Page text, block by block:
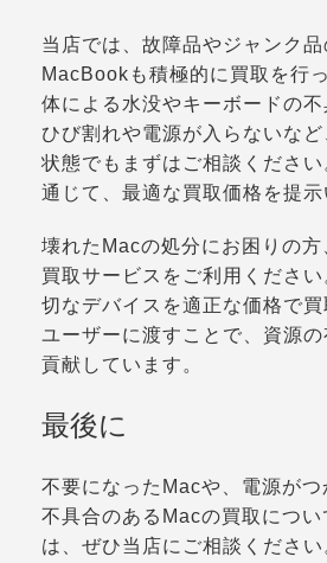
当店では、故障品やジャンク
MacBookも積極的に買取を行
体による水没やキーボードの
ひび割れや電源が入らないな
状態でもまずはご相談くださ
通じて、最適な買取価格を提示
壊れたMacの処分にお困りの方
買取サービスをご利用くださ
切なデバイスを適正な価格で
ユーザーに渡すことで、資源の
貢献しています。
最後に
不要になったMacや、電源がつ
不具合のあるMacの買取につい
は、ぜひ当店にご相談くださ